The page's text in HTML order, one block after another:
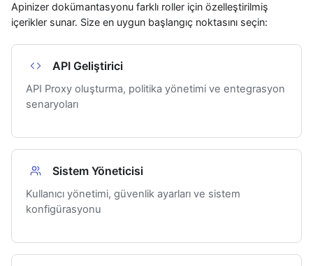
Apinizer dokümantasyonu farklı roller için özelleştirilmiş
içerikler sunar. Size en uygun başlangıç noktasını seçin:
API Geliştirici
API Proxy oluşturma, politika yönetimi ve entegrasyon
senaryoları
Sistem Yöneticisi
Kullanıcı yönetimi, güvenlik ayarları ve sistem
konfigürasyonu